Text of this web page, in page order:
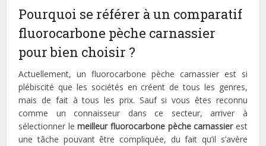
Pourquoi se référer à un comparatif
fluorocarbone pèche carnassier
pour bien choisir ?
Actuellement, un fluorocarbone pèche carnassier est si
plébiscité que les sociétés en créent de tous les genres,
mais de fait à tous les prix. Sauf si vous êtes reconnu
comme un connaisseur dans ce secteur, arriver à
sélectionner lemeilleur fluorocarbone pèche carnassierest
une tâche pouvant être compliquée, du fait qu’il s’avère